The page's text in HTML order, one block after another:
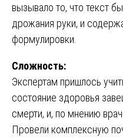
вызывало то, что текст
дрожания руки, и
формулировки.
Сложность:
Экспертам пришлось
состояние здоровья
смерти, и, по мнению
Провели комплексную